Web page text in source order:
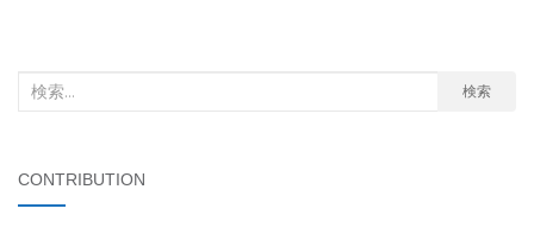
検索
CONTRIBUTION